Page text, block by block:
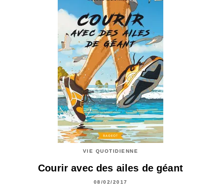
VIE QUOTIDIENNE
Courir avec des ailes de géant
08/02/2017